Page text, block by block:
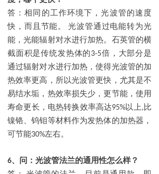
答：相同的工作环境下，光波管的速度
快，而且节能。
光波管通过电能转为光
能，光能辐射对水进行加热。石英管的横
截面积是传统发热体的3-5倍，大部分是
通过辐射对水进行加热，使得光波管的加
热效率更高，所以光波管更快，尤其是不
易结水垢，热效率损失少，更节能，使用
寿命更长，电热转换效率高达95%以上,比
镍铬、钨钼等材料作为发热体的加热器，
可节能30%左右。
6、问：光波管法兰的通用性怎么样？